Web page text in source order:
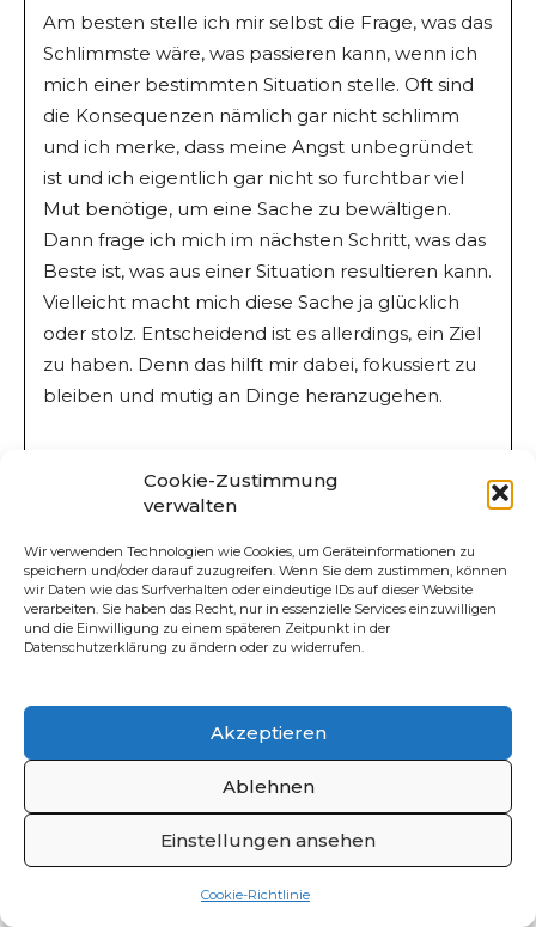
Cookie-Zustimmung
verwalten
Wir verwenden Technologien wie Cookies, um Geräteinformationen zu
speichern und/oder darauf zuzugreifen. Wenn Sie dem zustimmen, können
wir Daten wie das Surfverhalten oder eindeutige IDs auf dieser Website
verarbeiten. Sie haben das Recht, nur in essenzielle Services einzuwilligen
und die Einwilligung zu einem späteren Zeitpunkt in der
Datenschutzerklärung zu ändern oder zu widerrufen.
Akzeptieren
Ablehnen
Einstellungen ansehen
Cookie-Richtlinie
Am besten stelle ich mir selbst die Frage, was das
Schlimmste wäre, was passieren kann, wenn ich
mich einer bestimmten Situation stelle. Oft sind
die Konsequenzen nämlich gar nicht schlimm
und ich merke, dass meine Angst unbegründet
ist und ich eigentlich gar nicht so furchtbar viel
Mut benötige, um eine Sache zu bewältigen.
Dann frage ich mich im nächsten Schritt, was das
Beste ist, was aus einer Situation resultieren kann.
Vielleicht macht mich diese Sache ja glücklich
oder stolz. Entscheidend ist es allerdings, ein Ziel
zu haben. Denn das hilft mir dabei, fokussiert zu
bleiben und mutig an Dinge heranzugehen.
Ja, kann man. Und das gilt für die
unterschiedlichsten Situationen. Wenn ich
beispielsweise sehr introvertiert bin, kann ich
mutiger werden, indem ich immer wieder auf
andere zugehe. Oder wenn ich Angst habe, vor
mit zwei guten Freunden üben, später erhöhe
ich die Zahl auf fünf Personen und steigere das
Ganze Schritt für Schritt. So werde ich mit der Zeit
immer sicherer. Es geht also darum, sich seinen
Ängsten zu stellen. Denn trotz einer Angst zu
handeln, vermittelt dem Gehirn neue Impulse.
Und wenn ich in einer Situation mutig war, gibt